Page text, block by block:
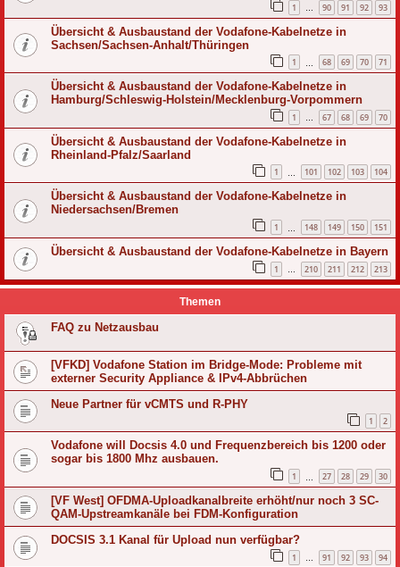
1 … 90 91 92 93
Übersicht & Ausbaustand der Vodafone-Kabelnetze in
Sachsen/Sachsen-Anhalt/Thüringen
1 68 69 70 71
Übersicht & Ausbaustand der Vodafone-Kabelnetze in
Hamburg/Schleswig-Holstein/Mecklenburg-Vorpommern
1 … 67 68 69 70
Übersicht & Ausbaustand der Vodafone-Kabelnetze in
Rheinland-Pfalz/Saarland
1 101 102 103 104
Übersicht & Ausbaustand der Vodafone-Kabelnetze in
Niedersachsen/Bremen
1 148 149 150 151
Übersicht & Ausbaustand der Vodafone-Kabelnetze in Bayern
1 … 210 211 212 213
Themen
FAQ zu Netzausbau
[VFKD] Vodafone Station im Bridge-Mode: Probleme mit
externer Security Appliance & IPv4-Abbrüchen
Neue Partner für vCMTS und R-PHY
1 2
Vodafone will Docsis 4.0 und Frequenzbereich bis 1200 oder
sogar bis 1800 Mhz ausbauen.
1 27 28 29 30
[VF West] OFDMA-Uploadkanalbreite erhöht/nur noch 3 SC-
QAM-Upstreamkanäle bei FDM-Konfiguration
DOCSIS 3.1 Kanal für Upload nun verfügbar?
1 … 91 92 93 94